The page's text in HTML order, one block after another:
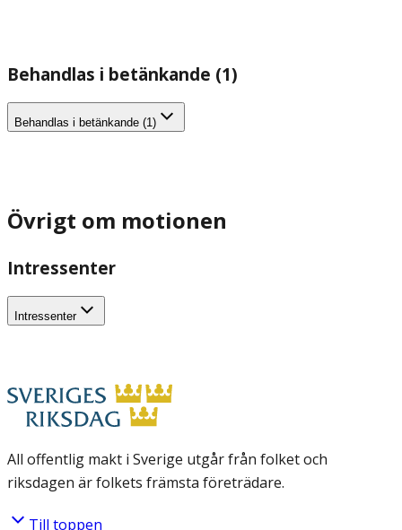
Behandlas i betänkande (1)
Behandlas i betänkande (1)
Övrigt om motionen
Intressenter
Intressenter
All offentlig makt i Sverige utgår från folket och
riksdagen är folkets främsta företrädare.
Till toppen